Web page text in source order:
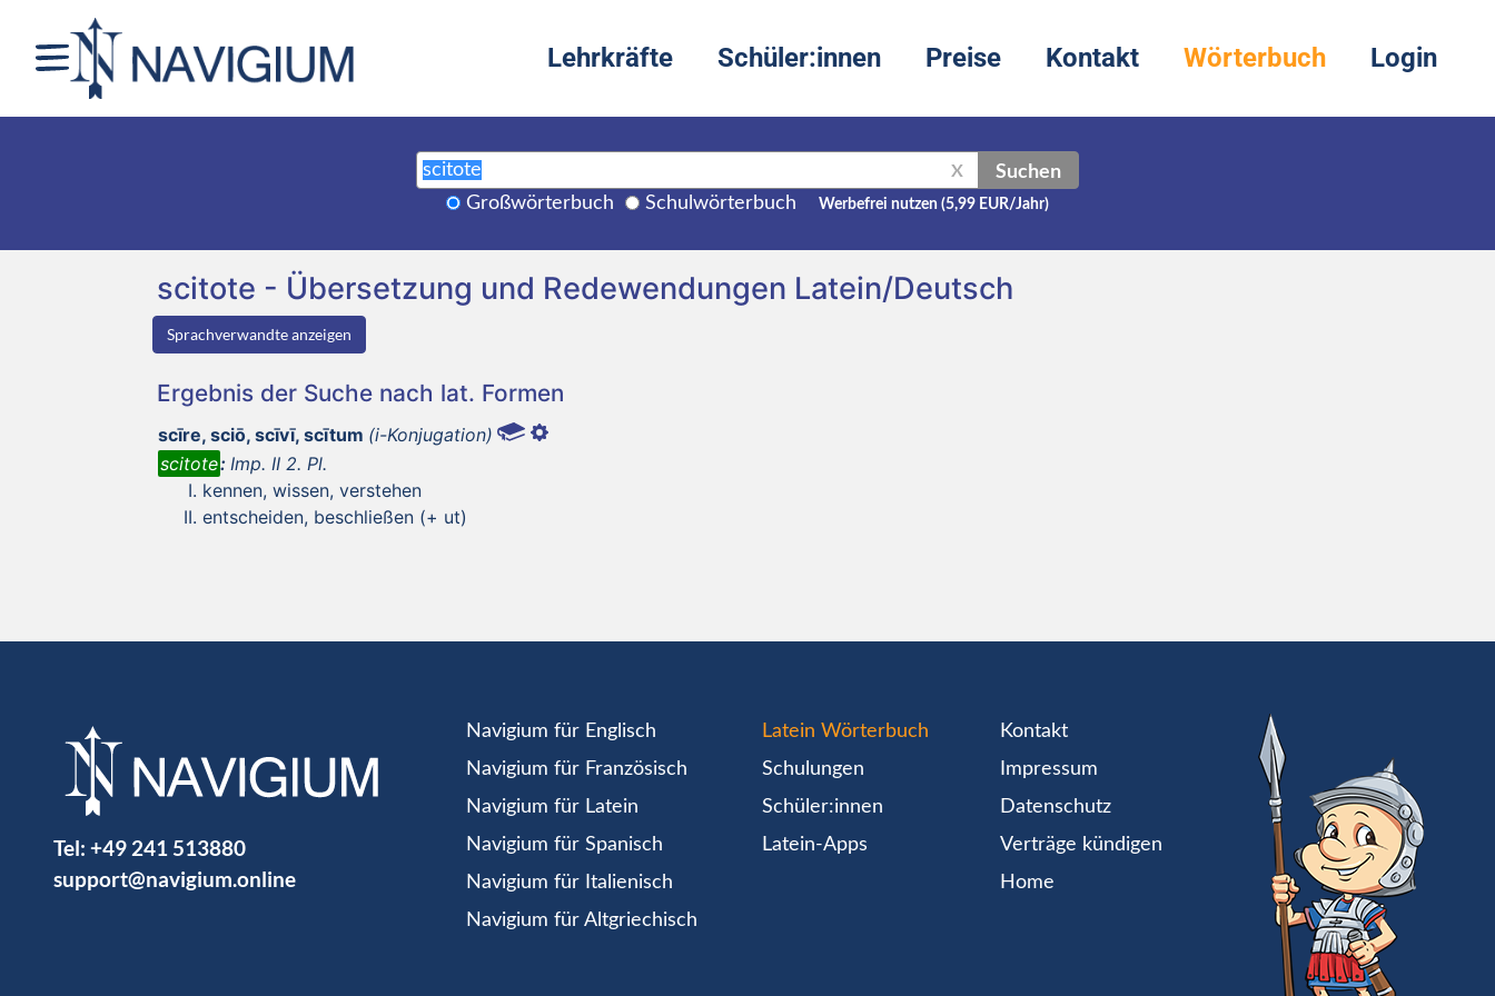
Lehrkräfte Schüler:innen Preise Kontakt Wörterbuch Login
X Suchen
Großwörterbuch Schulwörterbuch Werbefrei nutzen (5,99 EUR/Jahr)
scitote - Übersetzung und Redewendungen Latein/Deutsch
Sprachverwandte anzeigen
Ergebnis der Suche nach lat. Formen
scīre, sciō, scīvī, scītum (i-Konjugation)
scitote: Imp. II 2. Pl.
kennen, wissen, verstehen
entscheiden, beschließen (+ ut)
Tel: +49 241 513880
support@navigium.online
Navigium für Englisch
Navigium für Französisch
Navigium für Latein
Navigium für Spanisch
Navigium für Italienisch
Navigium für Altgriechisch
Latein Wörterbuch
Schulungen
Schüler:innen
Latein-Apps
Kontakt
Impressum
Datenschutz
Verträge kündigen
Home